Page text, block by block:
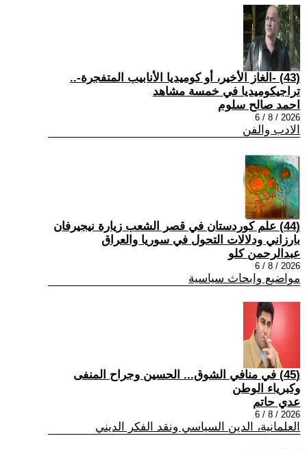
(43) -الغاز الأخير، أو كوميديا الأنابيب المتفجرة-..
تراجيكوميديا في خمسة مشاهد
احمد صالح سلوم
2026 / 8 / 6
الادب والفن
(44) علم كوردستان في قصر الشعب زيارة نيجيرفان
بارزاني ودلالات التحول في سوريا والعراق
عبدالرحمن كلو
2026 / 8 / 6
مواضيع وابحاث سياسية
(45) في منافي الشوق... الحسين وجراح المنفى
وكبرياء الوطن
عدي حاتم
2026 / 8 / 6
العلمانية، الدين السياسي ونقد الفكر الديني